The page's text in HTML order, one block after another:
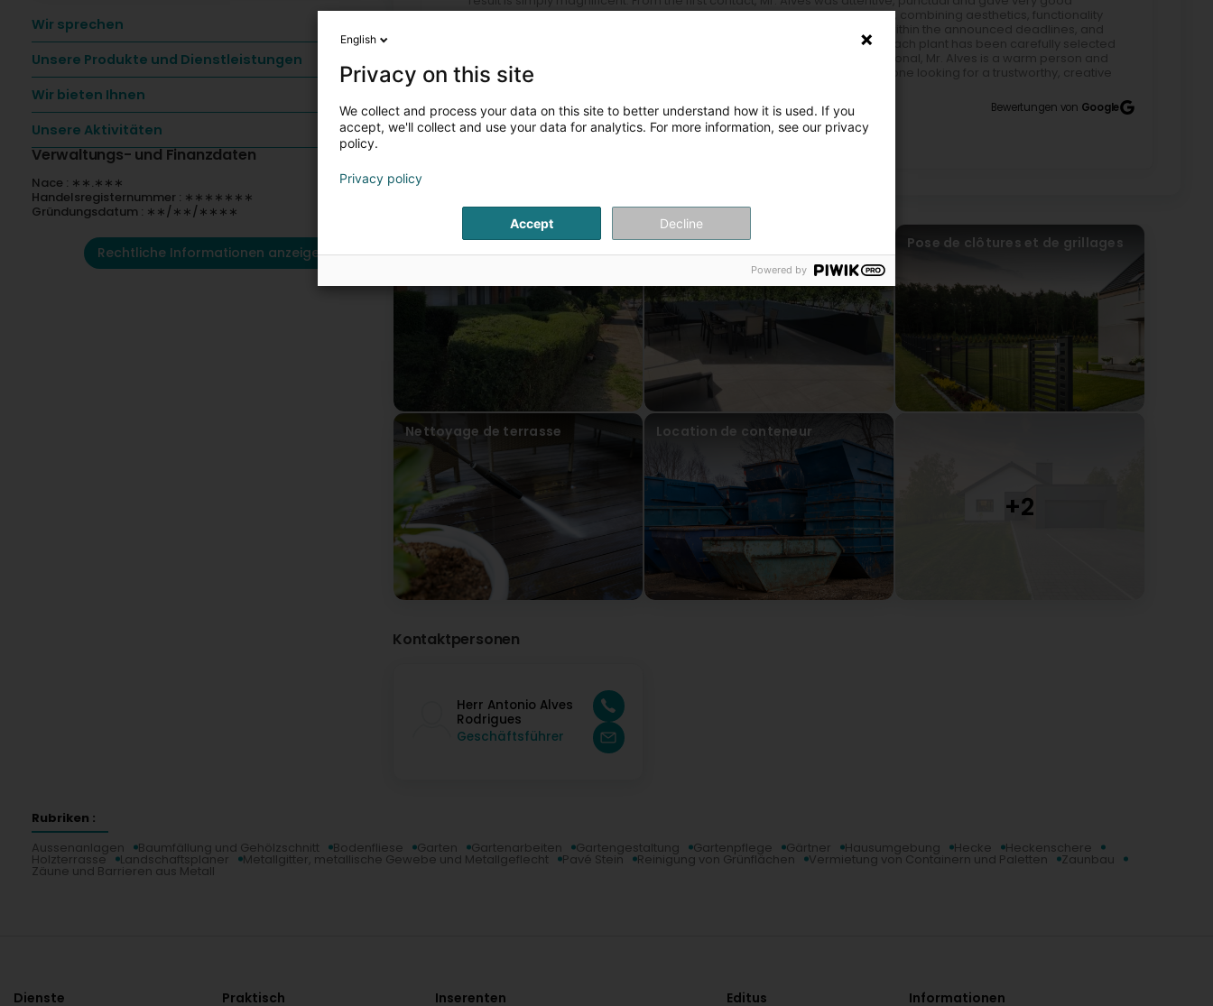
Wir sprechen
Unsere Produkte und Dienstleistungen
Wir bieten Ihnen
Unsere Aktivitäten
Verwaltungs- und Finanzdaten
Nace : ∗∗.∗∗∗
Handelsregisternummer : ∗∗∗∗∗∗∗
Gründungsdatum : ∗∗/∗∗/∗∗∗∗
Rechtliche Informationen anzeigen
advice. He was able to transform my ideas into a true corner of paradise, combining aesthetics, functionality
and respect for the environment. The project was carried out seriously, within the announced deadlines, and
always with attention to detail. The materials chosen are of quality, and each plant has been carefully selected
according to exposure and soil. In addition to being an excellent professional, Mr. Alves is a warm person and
passionate about his profession. I highly recommend his services to anyone looking for a trustworthy, creative
and efficient landscaper. Thanks again for this superb work!
Antonio Alves
vor 4 Jahr(en)
vor 6 Jahr(en)
Bewertungen von Google
Unsere Artikel
Elagage de buissons et haies Aménagement extérieur Pose de clôtures et de grillages
Nettoyage de terrasse Location de conteneur
Kontaktpersonen
Herr Antonio Alves
Rodrigues
Geschäftsführer
Rubriken :
Aussenanlagen
Baumfällung und Gehölzschnitt Bodenfliese Garten Gartenarbeiten Gartengestaltung Gartenpflege Gärtner Hausumgebung Hecke Heckenschere
Holzterrasse Landschaftsplaner Metallgitter, metallische Gewebe und Metallgeflecht Pavé Stein Reinigung von Grünflächen Vermietung von Containern und Paletten Zaunbau
Zäune und Barrieren aus Metall
Dienste Praktisch Inserenten Editus Informationen
English
Privacy on this site
We collect and process your data on this site to better understand how it is used. If you
accept, we'll collect and use your data for analytics. For more information, see our privacy
policy.
Privacy policy
Accept Decline
Powered by